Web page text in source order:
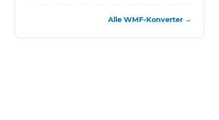
Alle WMF-Konverter →